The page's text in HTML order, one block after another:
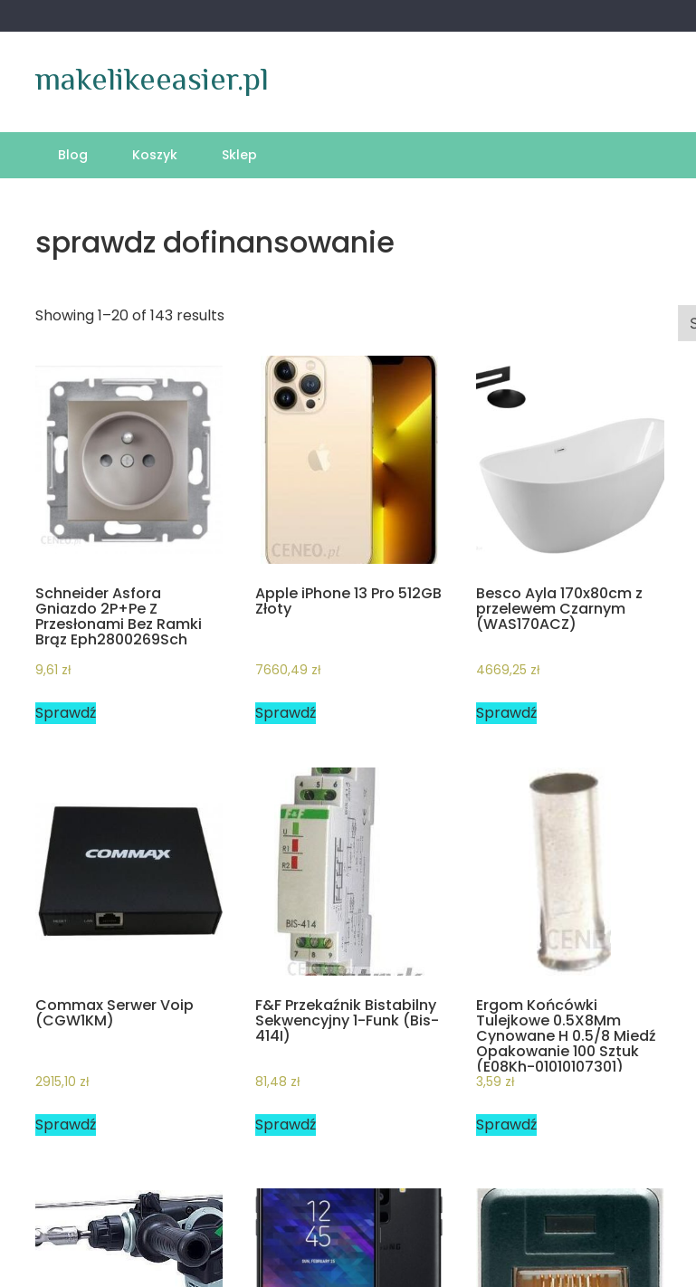
to
makelikeeasier.pl
Blog Koszyk Sklep
sprawdz dofinansowanie
Showing 1–20 of 143 results
Schneider Asfora
Gniazdo 2P+Pe Z
Przesłonami Bez Ramki
Brąz Eph2800269Sch
9,61 zł
Sprawdź
Apple iPhone 13 Pro 512GB
Złoty
7660,49 zł
Sprawdź
Besco Ayla 170x80cm z
przelewem Czarnym
(WAS170ACZ)
4669,25 zł
Sprawdź
Commax Serwer Voip
(CGW1KM)
2915,10 zł
Sprawdź
F&F Przekaźnik Bistabilny
Sekwencyjny 1-Funk (Bis-
414I)
81,48 zł
Sprawdź
Ergom Końcówki
Tulejkowe 0.5X8Mm
Cynowane H 0.5/8 Miedź
Opakowanie 100 Sztuk
(E08Kh-01010107301)
3,59 zł
Sprawdź